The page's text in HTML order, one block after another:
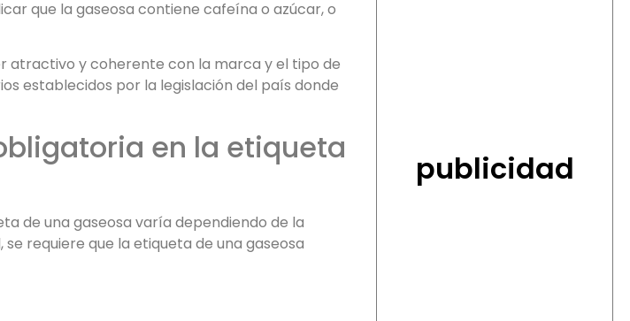
que la gaseosa contiene cafeína o azúcar, o
atractivo y coherente con la marca y el tipo de
establecidos por la legislación del país donde
en la etiqueta
de una gaseosa varía dependiendo de la
requiere que la etiqueta de una gaseosa
publicidad